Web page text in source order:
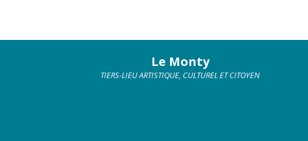
Le Monty
TIERS-LIEU ARTISTIQUE, CULTUREL ET CITOYEN